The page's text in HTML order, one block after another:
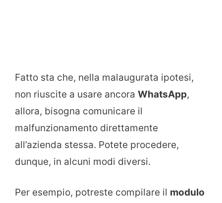
Fatto sta che, nella malaugurata ipotesi,
non riuscite a usare ancora WhatsApp,
allora, bisogna comunicare il
malfunzionamento direttamente
all’azienda stessa. Potete procedere,
dunque, in alcuni modi diversi.
Per esempio, potreste compilare il modulo